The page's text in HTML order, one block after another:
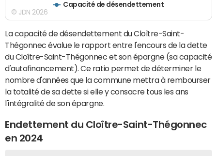
Capacité de désendettement
© JDN 2026
La capacité de désendettement du Cloître-Saint-
Thégonnec évalue le rapport entre l'encours de la dette
du Cloître-Saint-Thégonnec et son épargne (sa capacité
d'autofinancement). Ce ratio permet de déterminer le
nombre d'années que la commune mettra à rembourser
la totalité de sa dette si elle y consacre tous les ans
l'intégralité de son épargne.
Endettement du Cloître-Saint-Thégonnec
en 2024